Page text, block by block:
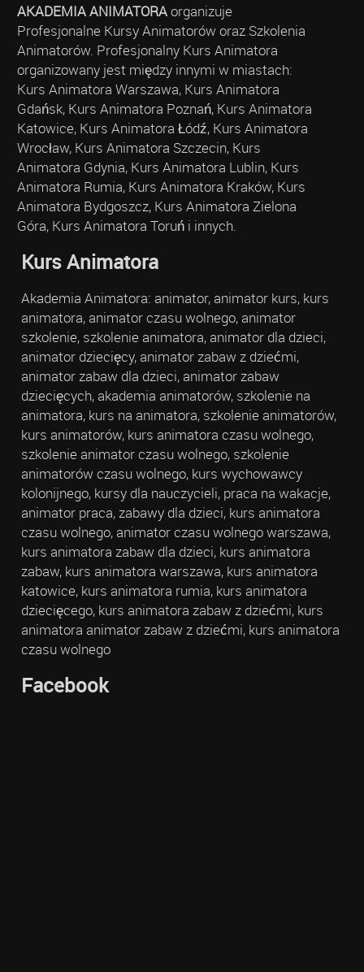
AKADEMIA ANIMATORAorganizuje
Profesjonalne Kursy Animatorów oraz Szkolenia
Animatorów. Profesjonalny Kurs Animatora
organizowany jest między innymi w miastach:
Kurs Animatora Warszawa, Kurs Animatora
Gdańsk, Kurs Animatora Poznań, Kurs Animatora
Katowice, Kurs Animatora Łódź, Kurs Animatora
Wrocław, Kurs Animatora Szczecin, Kurs
Animatora Gdynia, Kurs Animatora Lublin, Kurs
Animatora Rumia, Kurs Animatora Kraków, Kurs
Animatora Bydgoszcz, Kurs Animatora Zielona
Góra, Kurs Animatora Toruń i innych.
Kurs Animatora
Akademia Animatora: animator, animator kurs, kurs
animatora, animator czasu wolnego, animator
szkolenie, szkolenie animatora, animator dla dzieci,
animator dziecięcy, animator zabaw z dziećmi,
animator zabaw dla dzieci, animator zabaw
dziecięcych, akademia animatorów, szkolenie na
animatora, kurs na animatora, szkolenie animatorów,
kurs animatorów, kurs animatora czasu wolnego,
szkolenie animator czasu wolnego, szkolenie
animatorów czasu wolnego, kurs wychowawcy
kolonijnego, kursy dla nauczycieli, praca na wakacje,
animator praca, zabawy dla dzieci, kurs animatora
czasu wolnego, animator czasu wolnego warszawa,
kurs animatora zabaw dla dzieci, kurs animatora
zabaw, kurs animatora warszawa, kurs animatora
katowice, kurs animatora rumia, kurs animatora
dziecięcego, kurs animatora zabaw z dziećmi, kurs
animatora animator zabaw z dziećmi, kurs animatora
czasu wolnego
Facebook